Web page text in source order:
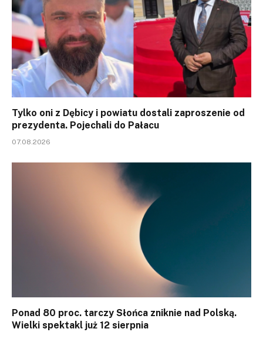
Tylko oni z Dębicy i powiatu dostali zaproszenie od
prezydenta. Pojechali do Pałacu
07.08.2026
Ponad 80 proc. tarczy Słońca zniknie nad Polską.
Wielki spektakl już 12 sierpnia